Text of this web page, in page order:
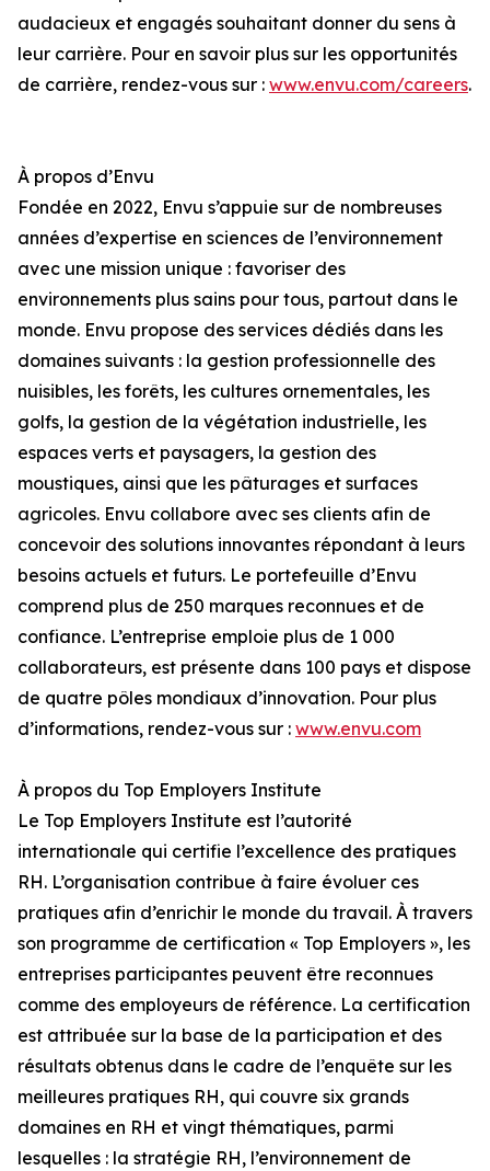
audacieux et engagés souhaitant donner du sens à
leur carrière. Pour en savoir plus sur les opportunités
de carrière, rendez-vous sur : www.envu.com/careers.
À propos d’Envu
Fondée en 2022, Envu s’appuie sur de nombreuses
années d’expertise en sciences de l’environnement
avec une mission unique : favoriser des
environnements plus sains pour tous, partout dans le
monde. Envu propose des services dédiés dans les
domaines suivants : la gestion professionnelle des
nuisibles, les forêts, les cultures ornementales, les
golfs, la gestion de la végétation industrielle, les
espaces verts et paysagers, la gestion des
moustiques, ainsi que les pâturages et surfaces
agricoles. Envu collabore avec ses clients afin de
concevoir des solutions innovantes répondant à leurs
besoins actuels et futurs. Le portefeuille d’Envu
comprend plus de 250 marques reconnues et de
confiance. L’entreprise emploie plus de 1 000
collaborateurs, est présente dans 100 pays et dispose
de quatre pôles mondiaux d’innovation. Pour plus
d’informations, rendez-vous sur : www.envu.com
À propos du Top Employers Institute
Le Top Employers Institute est l’autorité
internationale qui certifie l’excellence des pratiques
RH. L’organisation contribue à faire évoluer ces
pratiques afin d’enrichir le monde du travail. À travers
son programme de certification « Top Employers », les
entreprises participantes peuvent être reconnues
comme des employeurs de référence. La certification
est attribuée sur la base de la participation et des
résultats obtenus dans le cadre de l’enquête sur les
meilleures pratiques RH, qui couvre six grands
domaines en RH et vingt thématiques, parmi
lesquelles : la stratégie RH, l’environnement de